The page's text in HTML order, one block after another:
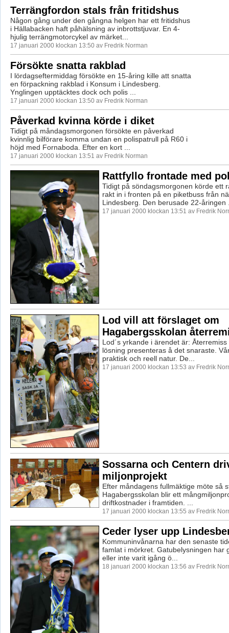
Terrängfordon stals från fritidshus
Någon gång under den gångna helgen har ett fritidshus
i Hällabacken haft påhälsning av inbrottstjuvar. En 4-
hjulig terrängmotorcykel av märket...
17 januari 2000 klockan 13:50 av Fredrik Norman
Försökte snatta rakblad
I lördagseftermiddag försökte en 15-åring kille att snatta
en förpackning rakblad i Konsum i Lindesberg.
Ynglingen upptäcktes dock och polis ...
17 januari 2000 klockan 13:50 av Fredrik Norman
Påverkad kvinna körde i diket
Tidigt på måndagsmorgonen försökte en påverkad
kvinnlig bilförare komma undan en polispatrull på R60 i
höjd med Fornaboda. Efter en kort ...
17 januari 2000 klockan 13:51 av Fredrik Norman
Rattfyllo frontade med
Tidigt på söndagsmorgonen körde ett
rakt in i fronten på en piketbuss från
Lindesberg. Den berusade 22-åringen
17 januari 2000 klockan 13:51 av Fredrik
Lod vill att förslaget om
Hagabergsskolan
Lod´s yrkande i ärendet är:
lösning presenteras å det snaraste.
praktisk och reell natur. De...
17 januari 2000 klockan 13:53 av Fredrik
Sossarna och Centern
miljonprojekt
Efter måndagens fullmäktige möte så
Hagabergsskolan blir ett
driftkostnader i framtiden. ...
17 januari 2000 klockan 13:55 av Fredrik
Ceder lyser upp
Kommuninvånarna har den senaste
famlat i mörkret. Gatubelysningen har
eller inte varit igång ö...
18 januari 2000 klockan 13:56 av Fredrik